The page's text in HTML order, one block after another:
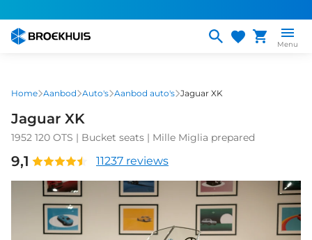
naar
gaan
Menu
Home Aanbod Auto's Aanbod auto's Jaguar XK
Jaguar XK
1952 120 OTS | Bucket seats | Mille Miglia prepared
9,1 11237 reviews